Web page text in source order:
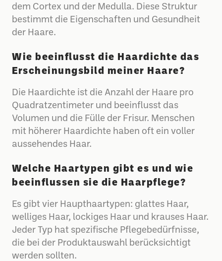
dem Cortex und der Medulla. Diese Struktur
bestimmt die Eigenschaften und Gesundheit
der Haare.
Wie beeinflusst die Haardichte das
Erscheinungsbild meiner Haare?
Die Haardichte ist die Anzahl der Haare pro
Quadratzentimeter und beeinflusst das
Volumen und die Fülle der Frisur. Menschen
mit höherer Haardichte haben oft ein voller
aussehendes Haar.
Welche Haartypen gibt es und wie
beeinflussen sie die Haarpflege?
Es gibt vier Haupthaartypen: glattes Haar,
welliges Haar, lockiges Haar und krauses Haar.
Jeder Typ hat spezifische Pflegebedürfnisse,
die bei der Produktauswahl berücksichtigt
werden sollten.